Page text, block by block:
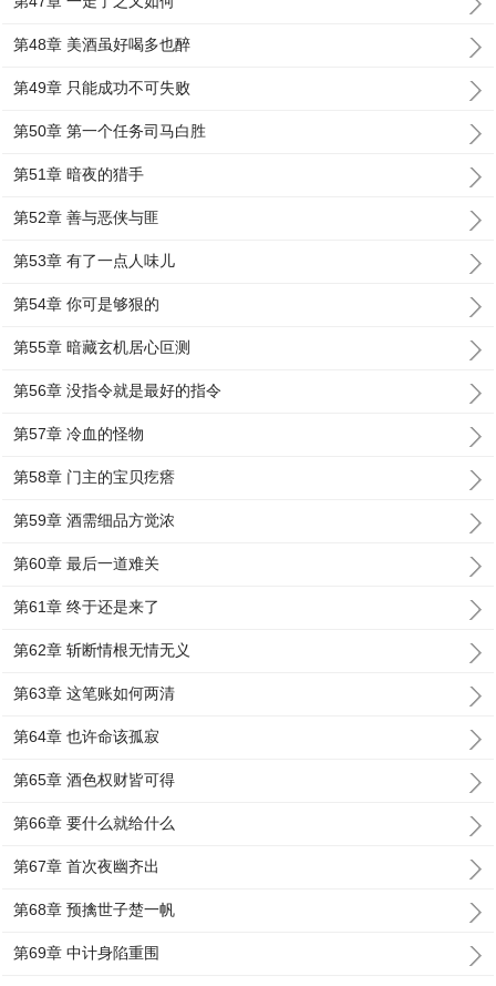
第48章 美酒虽好喝多也醉
第49章 只能成功不可失败
第50章 第一个任务司马白胜
第51章 暗夜的猎手
第52章 善与恶侠与匪
第53章 有了一点人味儿
第54章 你可是够狠的
第55章 暗藏玄机居心叵测
第56章 没指令就是最好的指令
第57章 冷血的怪物
第58章 门主的宝贝疙瘩
第59章 酒需细品方觉浓
第60章 最后一道难关
第61章 终于还是来了
第62章 斩断情根无情无义
第63章 这笔账如何两清
第64章 也许命该孤寂
第65章 酒色权财皆可得
第66章 要什么就给什么
第67章 首次夜幽齐出
第68章 预擒世子楚一帆
第69章 中计身陷重围